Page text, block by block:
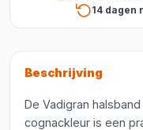
14 dagen
Beschrijving
De Vadigran
cognackleur is een